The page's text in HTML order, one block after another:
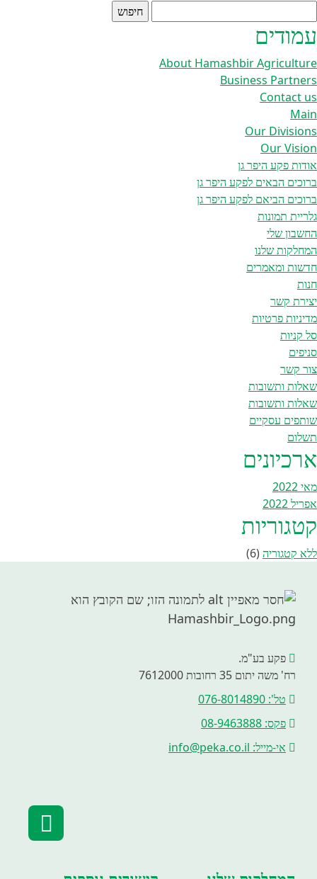
עמודים
About Hamashbir Agriculture
Business Partners
Contact us
Main
Our Divisions
Our Vision
אודות פקע היפר גן
ברוכים הבאים לפקע היפר גן
ברוכים הביאם לפקע היפר גן
גלריית תמונות
החשבון שלי
המחלקות שלנו
חדשות ומאמרים
חנות
יצירת קשר
מדיניות פרטיות
סל קניות
סניפים
צור קשר
שאלות ותשובות
שאלות ותשובות
שותפים עסקיים
תשלום
ארכיונים
מאי 2022
אפריל 2022
קטגוריות
ללא קטגוריה(6)
פקע בע"מ.
רח' משה יתום 35 רחובות 7612000
טל': 076-8014890
פקס: 08-9463888
אי-מייל: info@peka.co.il